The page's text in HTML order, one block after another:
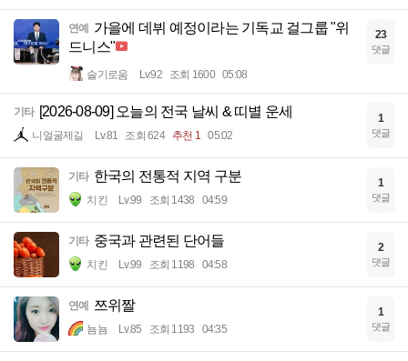
연예
가을에 데뷔 예정이라는 기독교 걸그룹 "위
드니스"
슬기로움 Lv.92 조회 1600 05:08
23
댓글
기타 [2026-08-09] 오늘의 전국 날씨 & 띠별 운세
니얼굴제길 Lv.81 조회 624 추천 1 05:02
1
댓글
기타 한국의 전통적 지역 구분
치킨 Lv.99 조회 1438 04:59
1
댓글
기타 중국과 관련된 단어들
치킨 Lv.99 조회 1198 04:58
2
댓글
연예 쯔위짤
뇸뇸 Lv.85 조회 1193 04:35
1
댓글